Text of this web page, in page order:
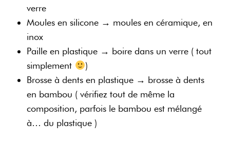
verre
Moules en silicone → moules en céramique, en
inox
Paille en plastique → boire dans un verre ( tout
simplement
)
Brosse à dents en plastique → brosse à dents
en bambou ( vérifiez tout de même la
composition, parfois le bambou est mélangé
à… du plastique )